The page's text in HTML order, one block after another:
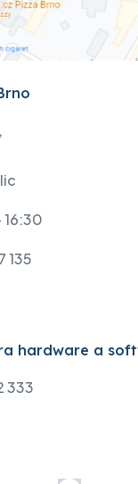
16:30
135
hardware a
333